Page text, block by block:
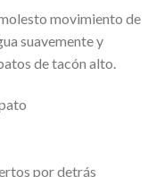
movimiento de
suavemente y
de tacón alto.
por detrás